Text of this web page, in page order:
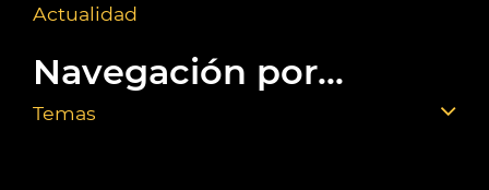
Actualidad
Navegación por...
Temas